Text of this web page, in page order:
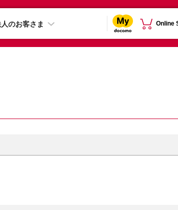
のお客さま Online